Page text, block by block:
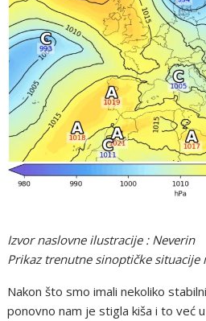
Izvor naslovne ilustracije : Neverin
Prikaz trenutne sinoptičke situacije
Nakon što smo imali nekoliko
ponovno nam je stigla kiša i to već